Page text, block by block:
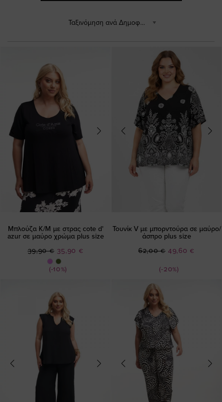
Ταξινόμηση ανά Δημοφιλέστερα
Μπλούζα Κ/Μ με στρας cote d'
azur σε μαύρο χρώμα plus size
(-10%)
Ειδική
Τιμή
35,90 €
39,90 €
Τουνίκ V με μπορντούρα σε μαύρο/
άσπρο plus size
(-20%)
Ειδική
49,60 €
62,00 €